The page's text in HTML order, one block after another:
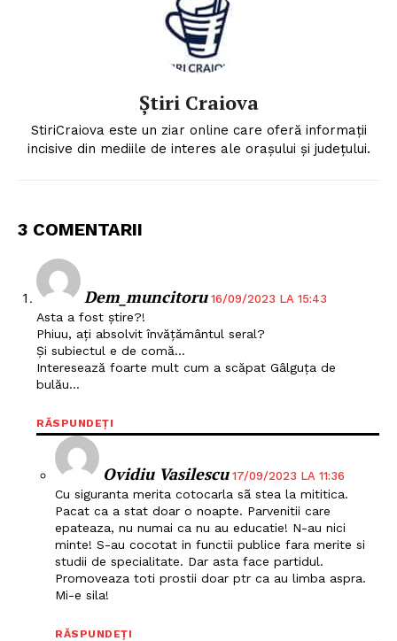
Știri Craiova
StiriCraiova este un ziar online care oferă informații
incisive din mediile de interes ale orașului și județului.
3 COMENTARII
Dem_muncitoru 16/09/2023 LA 15:43
Asta a fost știre?!
Phiuu, ați absolvit învățământul seral?
Și subiectul e de comă…
Interesează foarte mult cum a scăpat Gâlguța de
bulău…
RĂSPUNDEȚI
Ovidiu Vasilescu 17/09/2023 LA 11:36
Cu siguranta merita cotocarla sã stea la mititica.
Pacat ca a stat doar o noapte. Parvenitii care
epateaza, nu numai ca nu au educatie! N-au nici
minte! S-au cocotat in functii publice fara merite si
studii de specialitate. Dar asta face partidul.
Promoveaza toti prostii doar ptr ca au limba aspra.
Mi-e sila!
RĂSPUNDEȚI